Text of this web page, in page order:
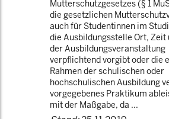
Mutterschutzgesetzes (§ 1
die gesetzlichen
auch für Studentinnen im
die Ausbildungsstelle Ort, Zeit
der Ausbildungsveranstaltung
verpflichtend vorgibt oder die
Rahmen der schulischen oder
hochschulischen Ausbildung
vorgegebenes Praktikum
mit der Maßgabe, da ...